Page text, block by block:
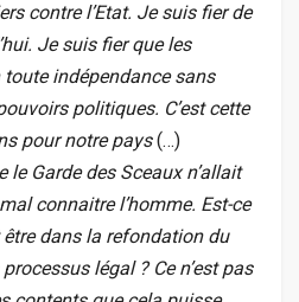
contre l’Etat. Je suis fier de
Je suis fier que les
indépendance sans
politiques. C’est cette
pour notre pays(…)
le Garde des Sceaux n’allait
connaitre l’homme. Est-ce
être dans la refondation du
processus légal ? Ce n’est pas